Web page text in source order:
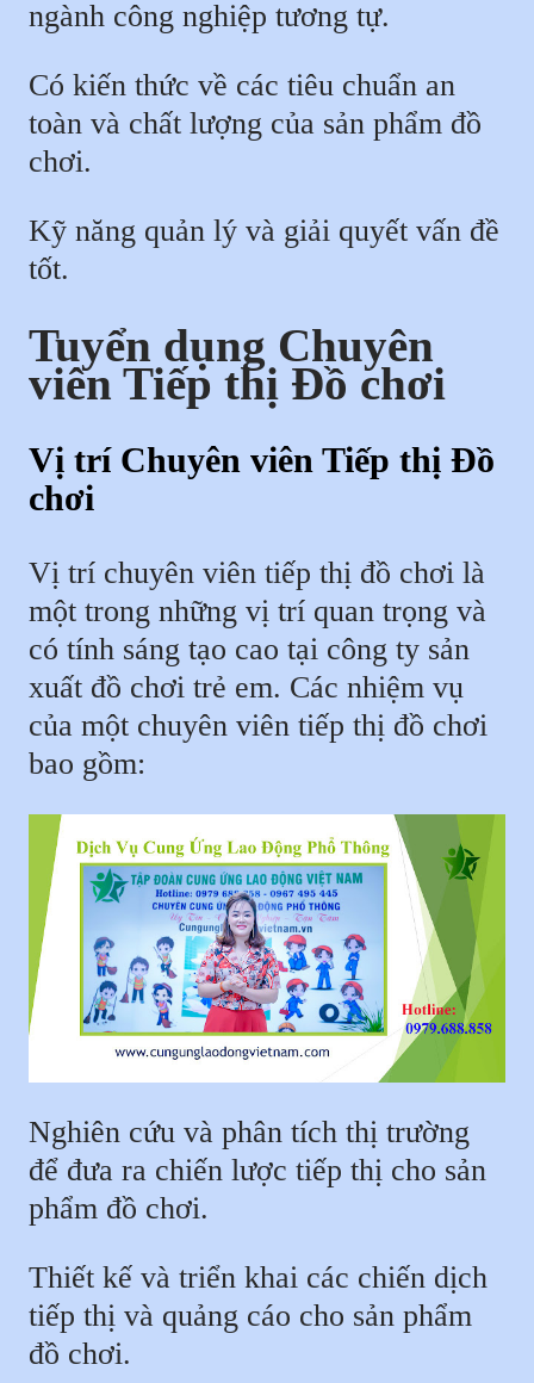
ngành công nghiệp tương tự.
Có kiến thức về các tiêu chuẩn an
toàn và chất lượng của sản phẩm đồ
chơi.
Kỹ năng quản lý và giải quyết vấn đề
tốt.
Tuyển dụng Chuyên
viên Tiếp thị Đồ chơi
Vị trí Chuyên viên Tiếp thị Đồ
chơi
Vị trí chuyên viên tiếp thị đồ chơi là
một trong những vị trí quan trọng và
có tính sáng tạo cao tại công ty sản
xuất đồ chơi trẻ em. Các nhiệm vụ
của một chuyên viên tiếp thị đồ chơi
bao gồm:
Nghiên cứu và phân tích thị trường
để đưa ra chiến lược tiếp thị cho sản
phẩm đồ chơi.
Thiết kế và triển khai các chiến dịch
tiếp thị và quảng cáo cho sản phẩm
đồ chơi.